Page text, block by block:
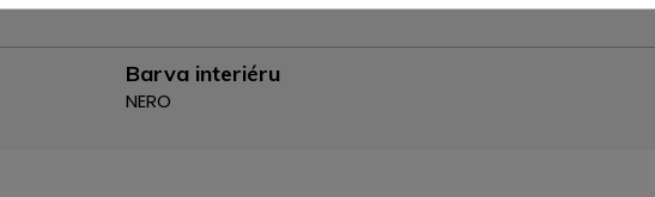
Barva interiéru
NERO